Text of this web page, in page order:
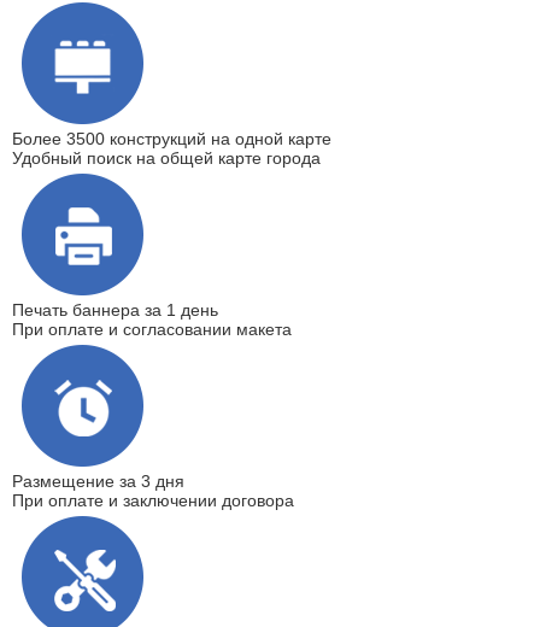
Более 3500 конструкций на одной карте
Удобный поиск на общей карте города
Печать баннера за 1 день
При оплате и согласовании макета
Размещение за 3 дня
При оплате и заключении договора